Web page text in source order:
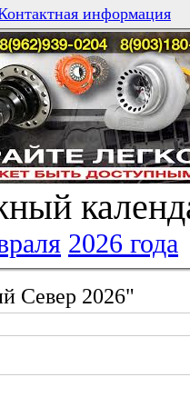
информация
2026 года
Север 2026"